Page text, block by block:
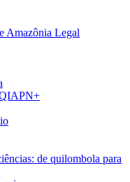
Amazônia Legal
de quilombola para